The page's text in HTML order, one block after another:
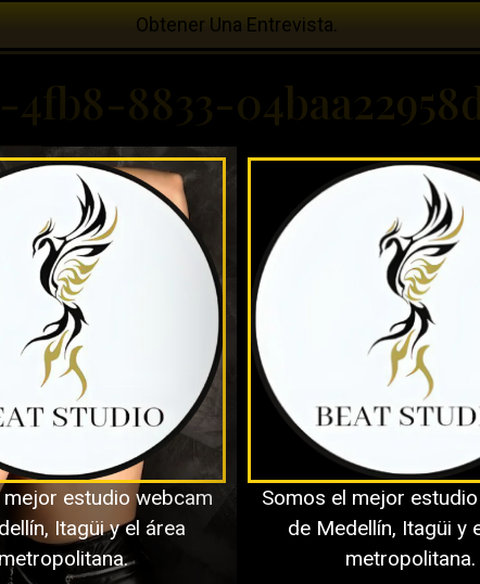
Obtener Una Entrevista.
4fb8-8833-
electrónico no será publicada.Los
mejor estudio webcam
Itagüi y el área
metropolitana.
Somos el mejor
de Medellín, Itagüi y
metropolitana.